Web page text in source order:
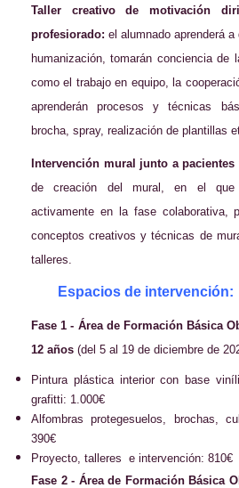
Taller creativo de motivación
profesiorado: el alumnado aprenderá
humanización, tomarán conciencia de
como el trabajo en equipo, la
aprenderán procesos y técnicas
brocha, spray, realización de plantillas
Intervención mural junto a
de creación del mural, en el que
activamente en la fase colaborativa,
conceptos creativos y técnicas de
talleres.
Espacios de intervención:
Fase 1 - Área de Formación Básica
12 años (del 5 al 19 de diciembre de
Pintura plástica interior con base
grafitti: 1.000€
Alfombras protegesuelos, brochas,
390€
Proyecto, talleres e intervención: 810€
Fase 2 - Área de Formación Básica